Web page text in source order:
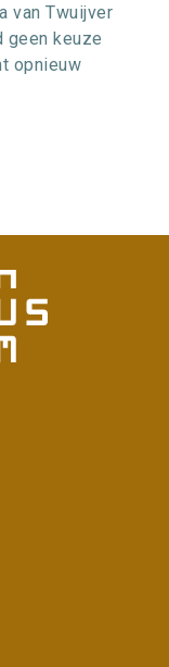
van Twuijver
geen keuze
opnieuw